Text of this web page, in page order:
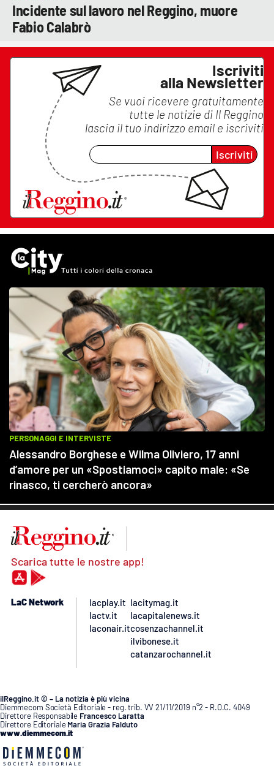
Incidente sul lavoro nel Reggino, muore
Fabio Calabrò
Iscriviti
alla Newsletter
Se vuoi ricevere gratuitamente
tutte le notizie di Il Reggino
lascia il tuo indirizzo email e iscriviti
Iscriviti
Scarica tutte le nostre app!
LaC Network
lacplay.it
lactv.it
laconair.it
lacitymag.it
lacapitalenews.it
cosenzachannel.it
ilvibonese.it
catanzarochannel.it
ilReggino.it © – La notizia è più vicina
Diemmecom Società Editoriale - reg. trib. VV 21/11/2019 n°2 - R.O.C. 4049
Direttore Responsabile Francesco Laratta
Direttore Editoriale Maria Grazia Falduto
www.diemmecom.it